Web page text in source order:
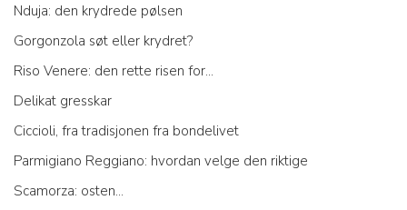
Nduja: den krydrede pølsen
Gorgonzola søt eller krydret?
Riso Venere: den rette risen for...
Delikat gresskar
Ciccioli, fra tradisjonen fra bondelivet
Parmigiano Reggiano: hvordan velge den riktige
Scamorza: osten...